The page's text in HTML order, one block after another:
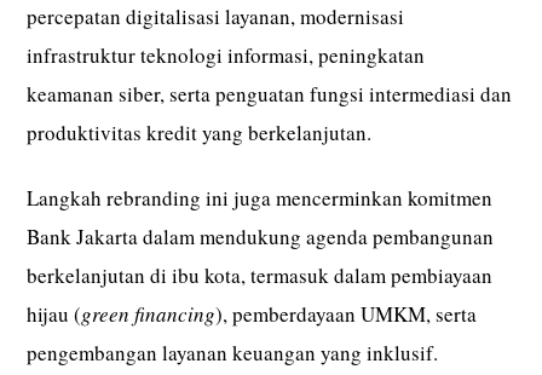
percepatan digitalisasi layanan, modernisasi
infrastruktur teknologi informasi, peningkatan
keamanan siber, serta penguatan fungsi intermediasi dan
produktivitas kredit yang berkelanjutan.
Langkah rebranding ini juga mencerminkan komitmen
Bank Jakarta dalam mendukung agenda pembangunan
berkelanjutan di ibu kota, termasuk dalam pembiayaan
hijau (green financing), pemberdayaan UMKM, serta
pengembangan layanan keuangan yang inklusif.